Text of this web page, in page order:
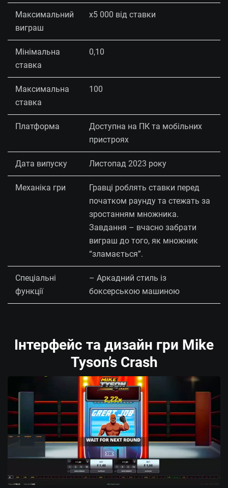
Максимальний
виграш
x5 000 від ставки
Мінімальна
ставка
0,10
Максимальна
ставка
100
Платформа
Доступна на ПК та мобільних
пристроях
Дата випуску Листопад 2023 року
Механіка гри
Гравці роблять ставки перед
початком раунду та стежать за
зростанням множника.
Завдання – вчасно забрати
виграш до того, як множник
“зламається”.
Спеціальні
функції
– Аркадний стиль із
боксерською машиною
Інтерфейс та дизайн гри Mike
Tyson’s Crash